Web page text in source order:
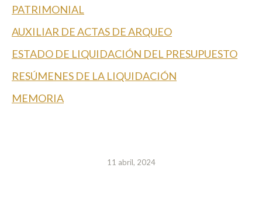
PATRIMONIAL
AUXILIAR DE ACTAS DE ARQUEO
ESTADO DE LIQUIDACIÓN DEL PRESUPUESTO
RESÚMENES DE LA LIQUIDACIÓN
MEMORIA
11 abril, 2024